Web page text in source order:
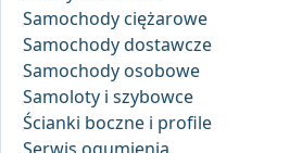
Samochody ciężarowe
Samochody dostawcze
Samochody osobowe
Samoloty i szybowce
Ścianki boczne i profile